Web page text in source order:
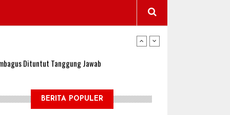
Jadi Lokasi Uji Coba Program NADI JKN
Dituntut Tanggung Jawab
Padi, Proyeksi Hasil Capai 2,4 Ton Gabah
BERITA POPULER